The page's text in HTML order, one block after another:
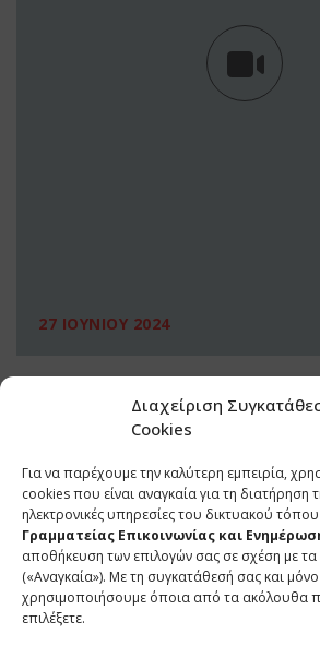
Διαχείριση
Cookies
Για να παρέχουμε την καλύτερη εμπειρία,
cookies που είναι αναγκαία για τη διατήρηση
ηλεκτρονικές υπηρεσίες του δικτυακού
Γραμματείας Επικοινωνίας και
αποθήκευση των επιλογών σας σε σχέση με
(«Αναγκαία»). Με τη συγκατάθεσή σας και
χρησιμοποιήσουμε όποια από τα ακόλουθα
επιλέξετε.
27 ΙΟΥΝΙΟΥ 2024
ΕΠΙΚΟΙΝΩΝΙΑ
Φραγκούδη 11 & Αλεξάνδρου